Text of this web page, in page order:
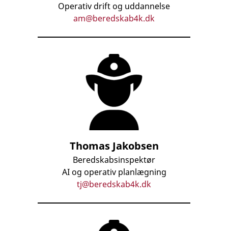
Operativ drift og uddannelse
am@beredskab4k.dk
Thomas Jakobsen
Beredskabsinspektør
AI og operativ planlægning
tj@beredskab4k.dk